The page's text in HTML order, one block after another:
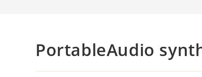
PortableAudio